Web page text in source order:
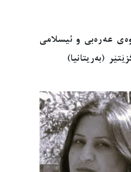
عەرەبی و ئیسلامی